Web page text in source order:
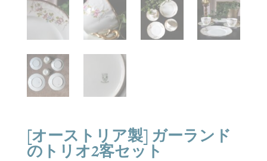
[オーストリア製] ガーランド
のトリオ2客セット